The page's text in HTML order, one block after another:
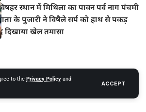
to the Privacy Policy and
ACCEPT
स्थान में मिथिला का पावन पर्व नाग पंचमी
के पुजारी ने विषैले सर्प को हाथ से पकड़
दिखाया खेल तमासा